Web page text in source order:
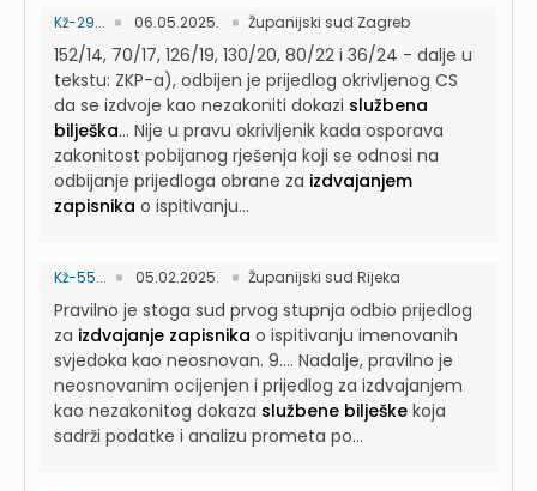
Kž-29... 06.05.2025. Županijski sud Zagreb
152/14, 70/17, 126/19, 130/20, 80/22 i 36/24 - dalje u
tekstu: ZKP-a), odbijen je prijedlog okrivljenog CS
da se izdvoje kao nezakoniti dokazi službena
bilješka... Nije u pravu okrivljenik kada osporava
zakonitost pobijanog rješenja koji se odnosi na
odbijanje prijedloga obrane za izdvajanjem
zapisnika o ispitivanju...
Kž-55... 05.02.2025. Županijski sud Rijeka
Pravilno je stoga sud prvog stupnja odbio prijedlog
za izdvajanje zapisnika o ispitivanju imenovanih
svjedoka kao neosnovan. 9.... Nadalje, pravilno je
neosnovanim ocijenjen i prijedlog za izdvajanjem
kao nezakonitog dokaza službene bilješke koja
sadrži podatke i analizu prometa po...